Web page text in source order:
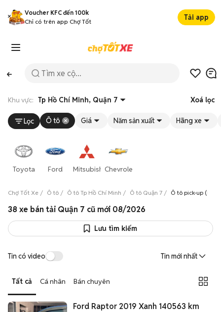
Voucher KFC đến 100k
Chỉ có trên app Chợ Tốt
Tải app
Khu vực: Tp Hồ Chí Minh, Quận 7 Xoá lọc
Lọc Ô tô Giá Năm sản xuất Hãng xe
Toyota Ford Mitsubishi Chevrolet
Chợ Tốt Xe Ô tô Ô tô Tp Hồ Chí Minh Ô tô Quận 7 Ô tô pick-up (bán
38 xe bán tải Quận 7 cũ mới 08/2026
Lưu tìm kiếm
Tin có video Tin mới nhất
Tất cả Cá nhân Bán chuyên
Ford Raptor 2019 Xanh 140563 km